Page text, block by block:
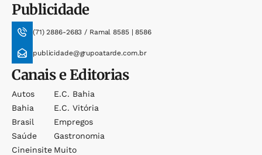
Publicidade
(71) 2886-2683 / Ramal 8585 | 8586
publicidade@grupoatarde.com.br
Canais e Editorias
Autos
Bahia
Brasil
Saúde
Cineinsite
E.c. Bahia
E.c. Vitória
Empregos
Gastronomia
Muito